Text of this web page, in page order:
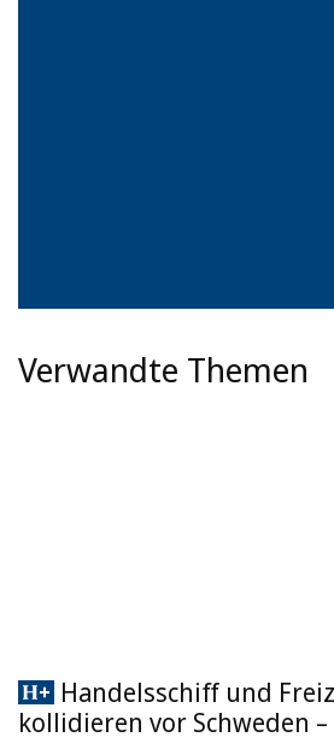
Verwandte Themen
Handelsschiff und
kollidieren vor Schweden